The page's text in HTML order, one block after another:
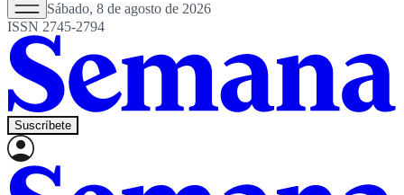
Sábado, 8 de agosto de 2026
ISSN 2745-2794
Suscríbete